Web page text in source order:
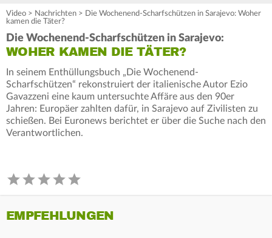
Video > Nachrichten > Die Wochenend-Scharfschützen in Sarajevo: Woher
kamen die Täter?
Die Wochenend-Scharfschützen in Sarajevo:
WOHER KAMEN DIE TÄTER?
In seinem Enthüllungsbuch „Die Wochenend-
Scharfschützen“ rekonstruiert der italienische Autor Ezio
Gavazzeni eine kaum untersuchte Affäre aus den 90er
Jahren: Europäer zahlten dafür, in Sarajevo auf Zivilisten zu
schießen. Bei Euronews berichtet er über die Suche nach den
Verantwortlichen.
EMPFEHLUNGEN